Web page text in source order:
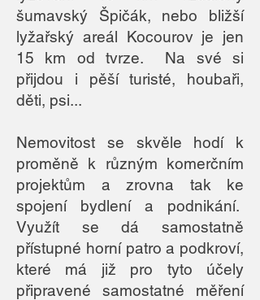
šumavský Špičák, nebo bližší
lyžařský areál Kocourov je jen
15 km od tvrze. Na své si
přijdou i pěší turisté, houbaři,
děti, psi...
Nemovitost se skvěle hodí k
proměně k různým komerčním
projektům a zrovna tak ke
spojení bydlení a podnikání.
Využít se dá samostatně
přístupné horní patro a podkroví,
které má již pro tyto účely
připravené samostatné měření